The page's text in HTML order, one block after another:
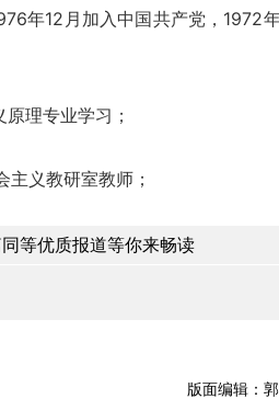
年12月加入中国共产党，1972
理专业学习；
义教研室教师；
等优质报道等你来畅读
版面编辑：